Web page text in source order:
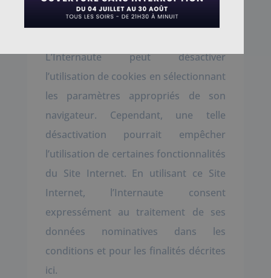
l’activité du Site Internet et à
l’utilisation d’Internet.
L’Internaute peut désactiver
l’utilisation de cookies en sélectionnant
les paramètres appropriés de son
navigateur. Cependant, une telle
désactivation pourrait empêcher
l’utilisation de certaines fonctionnalités
du Site Internet. En utilisant ce Site
Internet, l’Internaute consent
expressément au traitement de ses
données nominatives dans les
conditions et pour les finalités décrites
ici.